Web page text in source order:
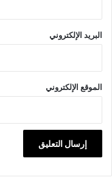
البريد الإلكتروني
الموقع الإلكتروني